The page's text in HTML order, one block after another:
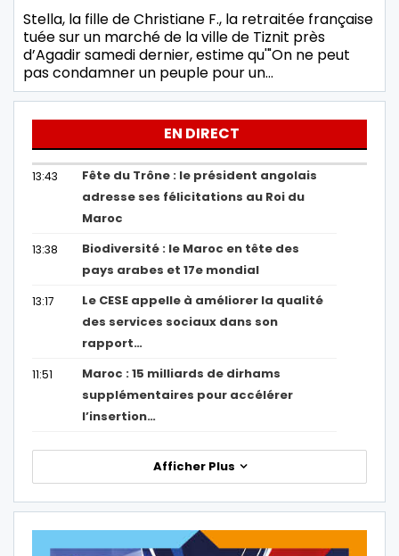
Stella, la fille de Christiane F., la retraitée française
tuée sur un marché de la ville de Tiznit près
d’Agadir samedi dernier, estime qu'"On ne peut
pas condamner un peuple pour un…
EN DIRECT
13:43
Fête du Trône : le président angolais
adresse ses félicitations au Roi du
Maroc
13:38
Biodiversité : le Maroc en tête des
pays arabes et 17e mondial
13:17
Le CESE appelle à améliorer la qualité
des services sociaux dans son
rapport…
11:51
Maroc : 15 milliards de dirhams
supplémentaires pour accélérer
l’insertion…
Afficher Plus